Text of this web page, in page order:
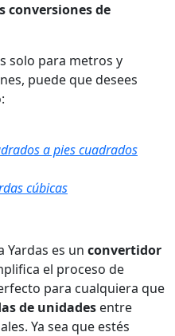
conversiones de
solo para metros y
puede que desees
a pies cuadrados
cúbicas
Yardas es un convertidor
el proceso de
para cualquiera que
de unidades entre
Ya sea que estés